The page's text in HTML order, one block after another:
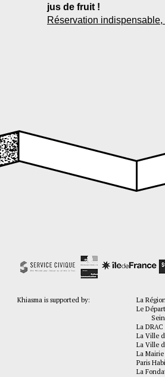
jus de fruit !
Réservation
Khiasma is supported by:
La
Le
La
La Ville
La Ville
La
Paris
La